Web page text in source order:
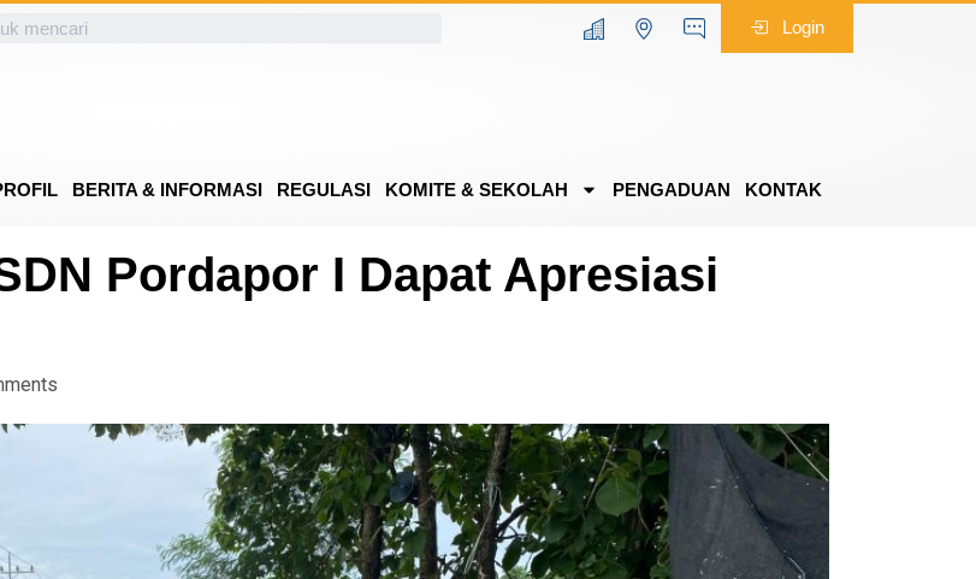
Login
BERITA & INFORMASI REGULASI KOMITE & SEKOLAH PENGADUAN KONTAK
Pordapor I Dapat Apresiasi